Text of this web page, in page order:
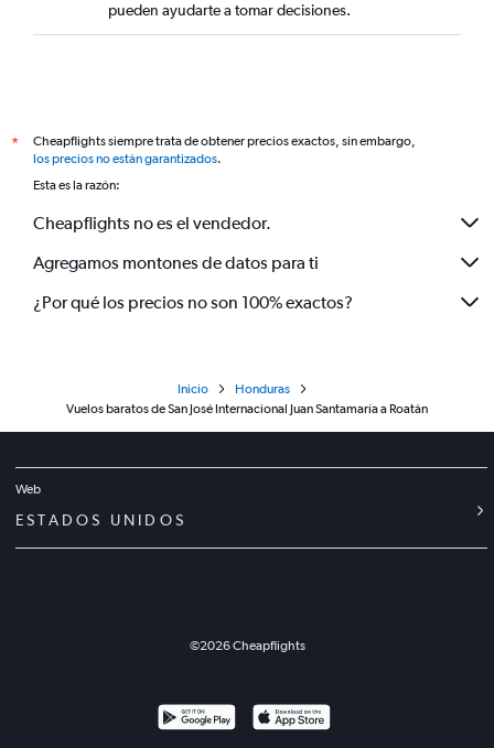
pueden ayudarte a tomar decisiones.
*
Cheapflights siempre trata de obtener precios exactos, sin embargo,
los precios no están garantizados.
Esta es la razón:
Cheapflights no es el vendedor.
Agregamos montones de datos para ti
¿Por qué los precios no son 100% exactos?
Inicio
Honduras
Vuelos baratos de San José Internacional Juan Santamaría a Roatán
Web
ESTADOS UNIDOS
©2026Cheapflights